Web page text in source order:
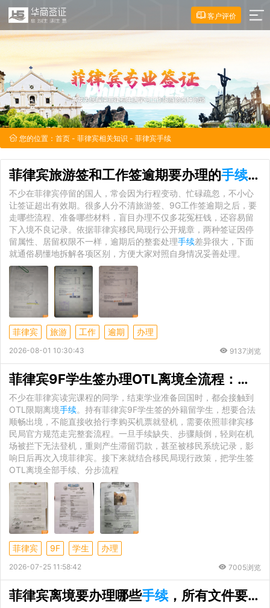
客户评价
您的位置： 首页 - 菲律宾相关知识 - 菲律宾手续
菲律宾旅游签和工作签逾期要办理的手续有
不少在菲律宾停留的国人，常会因为行程变动、忙碌疏忽，不小心
让签证超出有效期。很多人分不清旅游签、9G工作签逾期之后，要
走哪些流程、准备哪些材料，盲目办理不仅多花冤枉钱，还容易留
下入境不良记录。依据菲律宾移民局现行公开规章，两种签证因停
留属性、居留权限不一样，逾期后的整套处理手续差异很大，下面
就通俗易懂地拆解各项区别，方便大家对照自身情况妥善处理。
菲律宾 旅游 工作 逾期 办理
2026-08-01 10:30:43 9137浏览
菲律宾9F学生签办理OTL离境全流程：所需
不少在菲律宾读完课程的同学，结束学业准备回国时，都会接触到
OTL限期离境手续。持有菲律宾9F学生签的外籍留学生，想要合法
顺畅出境，不能直接收拾行李购买机票就登机，需要依照菲律宾移
民局官方规范走完整套流程。一旦手续缺失、步骤颠倒，轻则在机
场被拦下无法登机，重则产生滞留罚款，甚至被移民系统记录，影
响日后再次入境菲律宾。接下来就结合移民局现行政策，把学生签
OTL离境全部手续、分步流程
菲律宾 9F 学生 办理
2026-07-25 11:58:42 7005浏览
菲律宾离境要办理哪些手续，所有文件要保留多久？